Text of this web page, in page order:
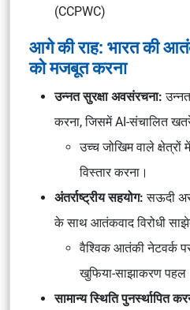
(CCPWC)
आगे की राह: भारत की
को मजबूत करना
उन्नत सुरक्षा अवसंरचना:
करना, जिसमें AI-संचालित
उच्च जोखिम वाले
विस्तार करना।
अंतर्राष्ट्रीय सहयोग:सऊदी
के साथ आतंकवाद विरोधी
वैश्विक आतंकी नेटवर्क
खुफिया-साझाकरण
सामान्य स्थिति पुनर्स्थापित